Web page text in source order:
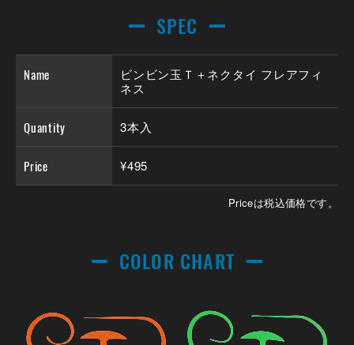
SPEC
Name
ビンビン玉Ｔ＋ネクタイ フレアフィ
ネス
Quantity 3本入
Price ¥495
Priceは税込価格です。
COLOR CHART